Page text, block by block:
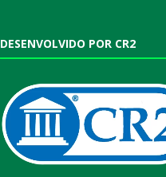
DESENVOLVIDO POR CR2